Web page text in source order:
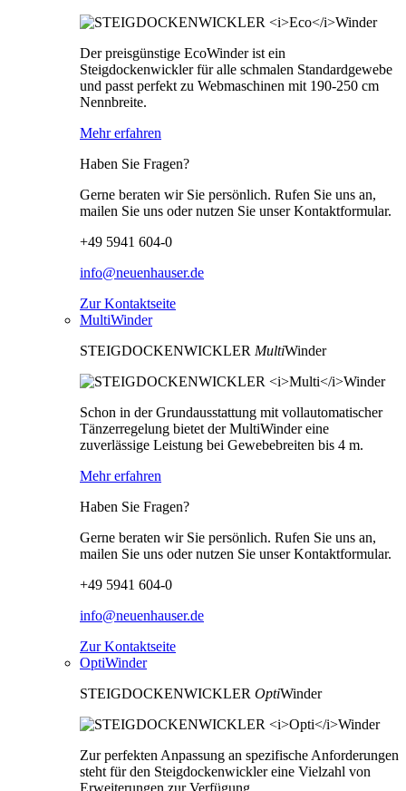
Der preisgünstige EcoWinder ist ein
Steigdockenwickler für alle schmalen Standardgewebe
und passt perfekt zu Webmaschinen mit 190-250 cm
Nennbreite.
Mehr erfahren
Haben Sie Fragen?
Gerne beraten wir Sie persönlich. Rufen Sie uns an,
mailen Sie uns oder nutzen Sie unser Kontaktformular.
+49 5941 604-0
info@neuenhauser.de
Zur Kontaktseite
MultiWinder
STEIGDOCKENWICKLER MultiWinder
Schon in der Grundausstattung mit vollautomatischer
Tänzerregelung bietet der MultiWinder eine
zuverlässige Leistung bei Gewebebreiten bis 4 m.
Mehr erfahren
Haben Sie Fragen?
Gerne beraten wir Sie persönlich. Rufen Sie uns an,
mailen Sie uns oder nutzen Sie unser Kontaktformular.
+49 5941 604-0
info@neuenhauser.de
Zur Kontaktseite
OptiWinder
STEIGDOCKENWICKLER OptiWinder
Zur perfekten Anpassung an spezifische Anforderungen
steht für den Steigdockenwickler eine Vielzahl von
Erweiterungen zur Verfügung.